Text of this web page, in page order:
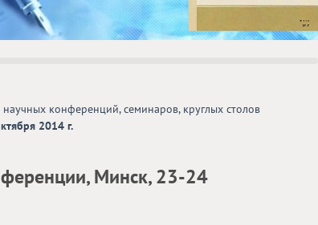
конференций, семинаров, круглых столов
2014 г.
Минск, 23-24